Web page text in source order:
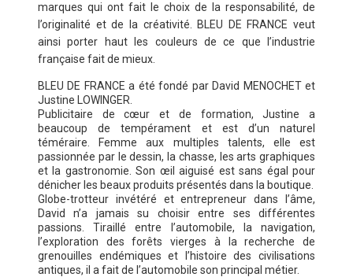
marques qui ont fait le choix de la responsabilité, de
l’originalité et de la créativité. BLEU DE FRANCE veut
ainsi porter haut les couleurs de ce que l’industrie
française fait de mieux.
BLEU DE FRANCE a été fondé par David MENOCHET et
Justine LOWINGER.
Publicitaire de cœur et de formation, Justine a
beaucoup de tempérament et est d’un naturel
téméraire. Femme aux multiples talents, elle est
passionnée par le dessin, la chasse, les arts graphiques
et la gastronomie. Son œil aiguisé est sans égal pour
dénicher les beaux produits présentés dans la boutique.
Globe-trotteur invétéré et entrepreneur dans l’âme,
David n’a jamais su choisir entre ses différentes
passions. Tiraillé entre l’automobile, la navigation,
l’exploration des forêts vierges à la recherche de
grenouilles endémiques et l’histoire des civilisations
antiques, il a fait de l’automobile son principal métier.